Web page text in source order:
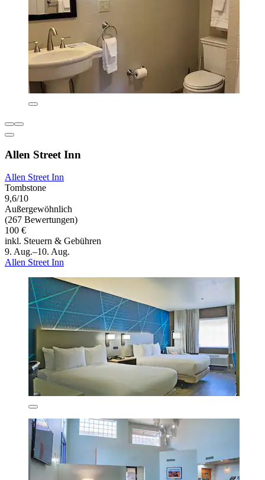
Allen Street Inn
Allen Street Inn
Tombstone
9,6/10
Außergewöhnlich
(267 Bewertungen)
100 €
inkl. Steuern & Gebühren
9. Aug.–10. Aug.
Allen Street Inn